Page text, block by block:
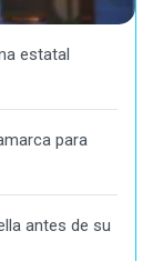
estatal
para
antes de su